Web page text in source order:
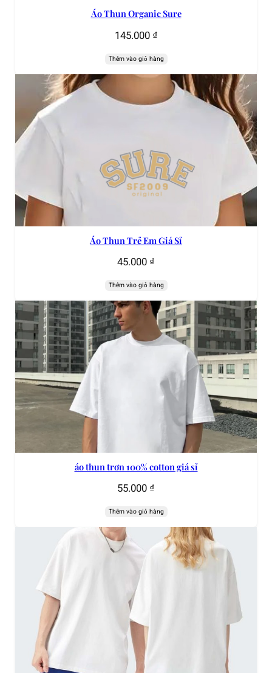
Áo Thun Organic Sure
145.000 ₫
Thêm vào giỏ hàng
Áo Thun Trẻ Em Giá Sỉ
45.000 ₫
Thêm vào giỏ hàng
áo thun trơn 100% cotton giá sỉ
55.000 ₫
Thêm vào giỏ hàng